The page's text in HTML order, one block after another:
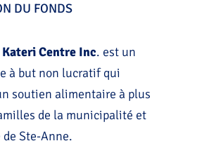
DU FONDS
Kateri Centre Inc. est un
à but non lucratif qui
soutien alimentaire à plus
de la municipalité et
Ste-Anne.